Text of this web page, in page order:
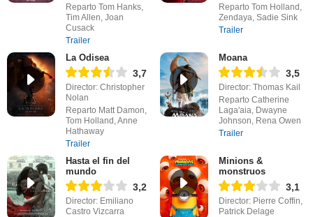
Reparto Tom Hanks,
Tim Allen, Joan
Cusack
Trailer
Reparto Tom Holland,
Zendaya, Sadie Sink
Trailer
La Odisea
3,7
Director: Christopher
Nolan
Reparto Matt Damon,
Tom Holland, Anne
Hathaway
Trailer
Moana
3,5
Director: Thomas Kail
Reparto Catherine
Laga'aia, Dwayne
Johnson, Rena Owen
Trailer
Hasta el fin del
mundo
3,2
Director: Emiliano
Castro Vizcarra
Minions &
monstruos
3,1
Director: Pierre Coffin,
Patrick Delage